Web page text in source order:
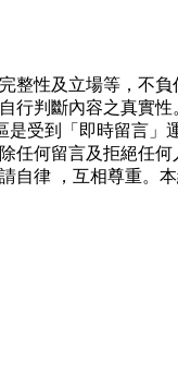
整性及立場等，不
行判斷內容之真實
受到「即時留言」
任何留言及拒絕任
律 ，互相尊重。本